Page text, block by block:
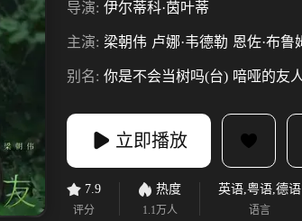
导演: 伊尔蒂科·茵叶蒂
主演: 梁朝伟 卢娜·韦德勒 恩佐·布鲁
别名: 你是不会当树吗(台) 喑哑的友人
立即播放
7.9
评分
热度
1.1万人
英语,粤语,德语
语言